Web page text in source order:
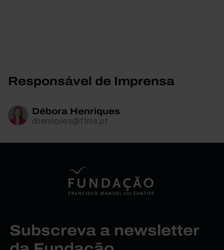
Responsável de Imprensa
Débora Henriques
dhenriques@ffms.pt
Subscreva a newsletter